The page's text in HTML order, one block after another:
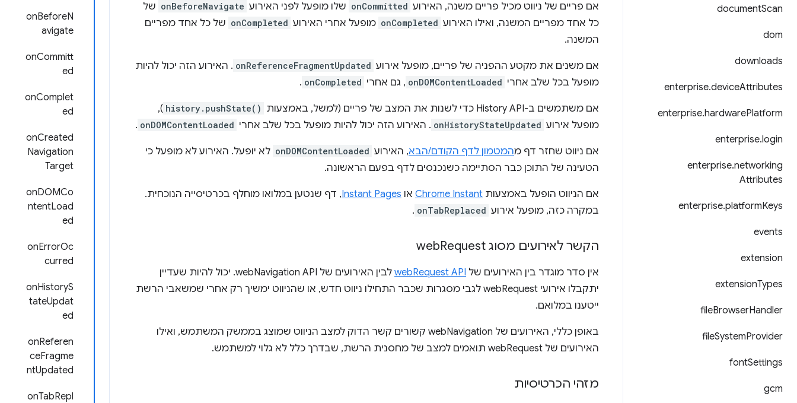
documentScan
dom
downloads
enterprise.deviceAttributes
enterprise.hardwarePlatform
enterprise.login
enterprise.networking
Attributes
enterprise.platformKeys
events
extension
extensionTypes
fileBrowserHandler
fileSystemProvider
fontSettings
gcm
onBeforeN
avigate
onCommitt
ed
onComplet
ed
onCreated
Navigation
Target
onDOMCo
ntentLoad
ed
onErrorOc
curred
onHistoryS
tateUpdat
ed
onReferen
ceFragme
ntUpdated
onTabRepl
אם פריים של ניווט מכיל פריים משנה, האירוע onCommitted שלו מופעל לפני האירוע onBeforeNavigate של
כל אחד מפריים המשנה, ואילו האירוע onCompleted מופעל אחרי האירוע onCompleted של כל אחד מפריים
המשנה.
אם משנים את מקטע ההפניה של פריים, מופעל אירוע onReferenceFragmentUpdated . האירוע הזה יכול להיות
מופעל בכל שלב אחרי onDOMContentLoaded , גם אחרי onCompleted
.
אם משתמשים ב-History API כדי לשנות את המצב של פריים (למשל, באמצעות history.pushState()
),
מופעל אירוע onHistoryStateUpdated . האירוע הזה יכול להיות מופעל בכל שלב אחרי onDOMContentLoaded
.
אם ניווט שחזר דף מהמטמון לדף הקודם/הבא, האירוע onDOMContentLoaded לא יופעל. האירוע לא מופעל כי
הטעינה של התוכן כבר הסתיימה כשנכנסים לדף בפעם הראשונה.
אם הניווט הופעל באמצעות Chrome Instant או Instant Pages, דף שנטען במלואו מוחלף בכרטיסייה הנוכחית.
במקרה כזה, מופעל אירוע onTabReplaced
.
הקשר לאירועים מסוג web Request
אין סדר מוגדר בין האירועים של webRequest API
לבין האירועים של webNavigation API. יכול להיות שעדיין
יתקבלו אירועי webRequest לגבי מסגרות שכבר התחילו ניווט חדש, או שהניווט ימשיך רק אחרי שמשאבי הרשת
ייטענו במלואם.
באופן כללי, האירועים של webNavigation קשורים קשר הדוק למצב הניווט שמוצג בממשק המשתמש, ואילו
האירועים של webRequest תואמים למצב של מחסנית הרשת, שבדרך כלל לא גלוי למשתמש.
מזהי הכרטיסיות